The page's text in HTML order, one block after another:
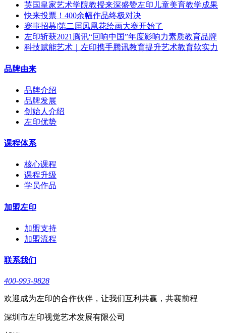
英国皇家艺术学院教授来深盛赞左印儿童美育教学成果
快来投票！400余幅作品终极对决
赛事招募|第二届凤凰花绘画大赛开始了
左印斩获2021腾讯“回响中国”年度影响力素质教育品牌
科技赋能艺术｜左印携手腾讯教育提升艺术教育软实力
品牌由来
品牌介绍
品牌发展
创始人介绍
左印优势
课程体系
核心课程
课程升级
学员作品
加盟左印
加盟支持
加盟流程
联系我们
400-993-9828
欢迎成为左印的合作伙伴，让我们互利共赢，共襄前程
深圳市左印视觉艺术发展有限公司